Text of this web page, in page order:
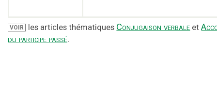
VOIR les articles thématiques Conjugaison verbale et
du participe passé.